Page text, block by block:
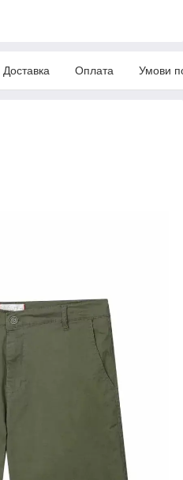
Доставка Оплата Умови